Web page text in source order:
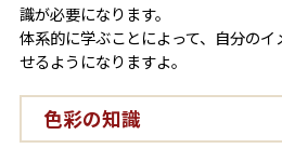
識が必要になります。
体系的に学ぶことによって、自分の
せるようになりますよ。
色彩の知識